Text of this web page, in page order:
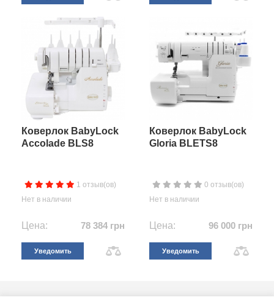
Коверлок BabyLock
Accolade BLS8
1 отзыв(ов)
Нет в наличии
Цена: 78 384 грн
Уведомить
Коверлок BabyLock
Gloria BLETS8
0 отзыв(ов)
Нет в наличии
Цена: 96 000 грн
Уведомить